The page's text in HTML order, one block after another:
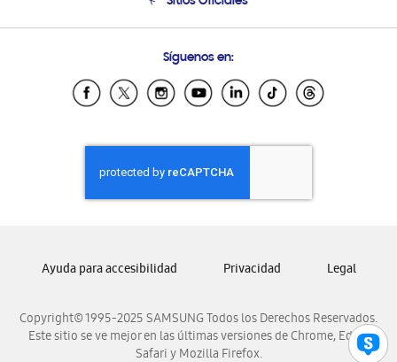
Soporte vía eMail
Samsung Ecuador
Samsung El Salvador
Samsung Honduras
Samsung Nicaragua
Samsung Panamá
Samsung Venezuela
Síguenos en:
Copyright© 1995-2025 SAMSUNG Todos los Derechos Reservados.
Este sitio se ve mejor en las últimas versiones de Chrome, Edge,
Safari y Mozilla Firefox.
Ayuda para accesibilidad Privacidad Legal